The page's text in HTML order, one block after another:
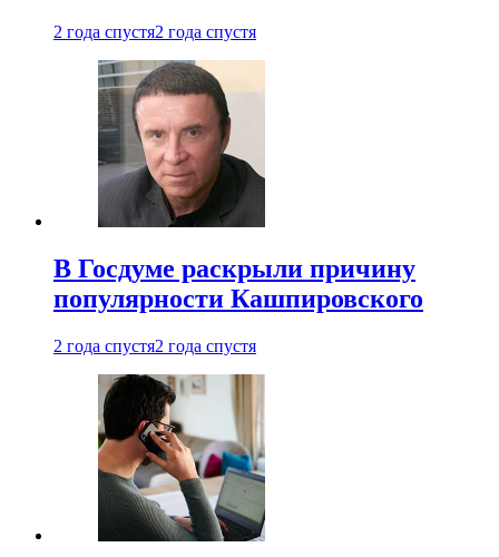
2 года спустя2 года спустя
В Госдуме раскрыли причину
популярности Кашпировского
2 года спустя2 года спустя